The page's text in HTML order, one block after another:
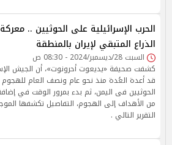
الحرب الإسرائيلية على الحوثيين ..
الذراع المتبقي لإيران بالمنطقة
السبت 28/ديسمبر/2024 - 08:30 ص
كشفت صحيفة «يديعوت أحرونوت»، أن الجيش
قد أعدة العُدة منذ نحو عام ونصف العام
الحوثيين فى اليمن، ثم بدء بمرور الوقت في
من الأهداف إلى الهجوم، التفاصيل تكشفها
التقرير التالي .